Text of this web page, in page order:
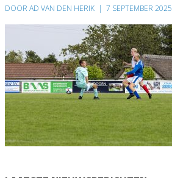
DOOR AD VAN DEN HERIK | 7 SEPTEMBER 2025